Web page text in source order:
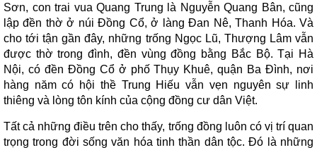
Sơn, con trai vua Quang Trung là Nguyễn Quang Bân, cũng
lập đền thờ ở núi Đồng Cổ, ở làng Đan Nê, Thanh Hóa. Và
cho tới tận gần đây, những trống Ngọc Lũ, Thượng Lâm vẫn
được thờ trong đình, đền vùng đồng bằng Bắc Bộ. Tại Hà
Nội, có đền Đồng Cổ ở phố Thụy Khuê, quận Ba Đình, nơi
hàng năm có hội thề Trung Hiếu vẫn vẹn nguyên sự linh
thiêng và lòng tôn kính của cộng đồng cư dân Việt.
Tất cả những điều trên cho thấy, trống đồng luôn có vị trí quan
trọng trong đời sống văn hóa tinh thần dân tộc. Đó là những